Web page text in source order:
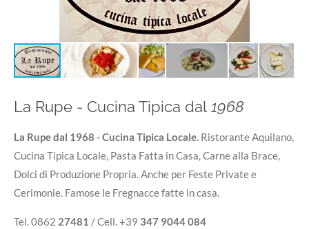
La Rupe - Cucina Tipica dal 1968
La Rupe dal 1968 -Cucina Tipica Locale. Ristorante Aquilano,
Cucina Tipica Locale, Pasta Fatta in Casa, Carne alla Brace,
Dolci di Produzione Propria. Anche per Feste Private e
Cerimonie. Famose le Fregnacce fatte in casa.
Tel. 0862 27481 / Cell. +39 347 9044 084